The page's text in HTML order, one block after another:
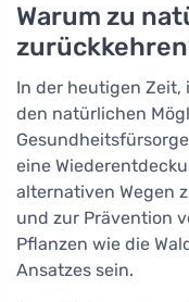
Warum zu
In der heutigen Zeit,
den natürlichen
eine
alternativen Wegen
und zur Prävention
Pflanzen wie die
Ansatzes sein.